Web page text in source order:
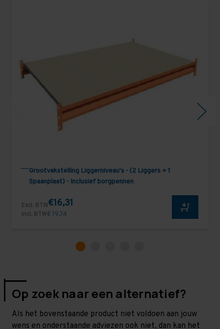
Grootvakstelling Liggerniveau's - (2 Liggers + 1
Spaanplaat) - Inclusief borgpennen
Excl. BTW€16,31
Incl. BTW€ 19,74
Op zoek naar een alternatief?
Als het bovenstaande product niet voldoen aan jouw
wens en onderstaande adviezen ook niet, dan kan het